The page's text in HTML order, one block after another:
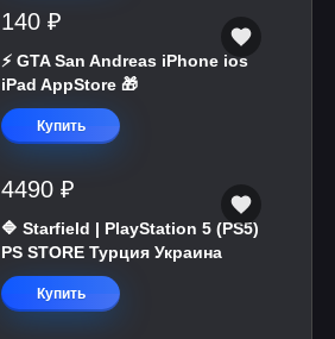
140 ₽
⚡️ GTA San Andreas iPhone ios
iPad AppStore 🎁
Купить
4490 ₽
🔷 Starfield | PlayStation 5 (PS5)
PS STORE Турция Украина
Купить